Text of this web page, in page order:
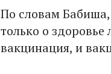
По словам Бабиша,
только о
вакцинация, и